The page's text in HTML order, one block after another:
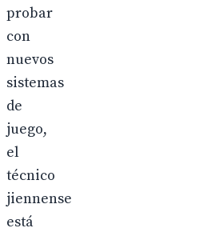
probar
con
nuevos
sistemas
de
juego,
el
técnico
jiennense
está